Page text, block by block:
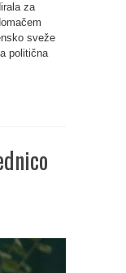
za
sveže
politična